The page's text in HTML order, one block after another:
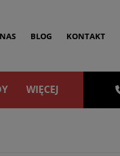
BLOG KONTAKT
WIĘCEJ